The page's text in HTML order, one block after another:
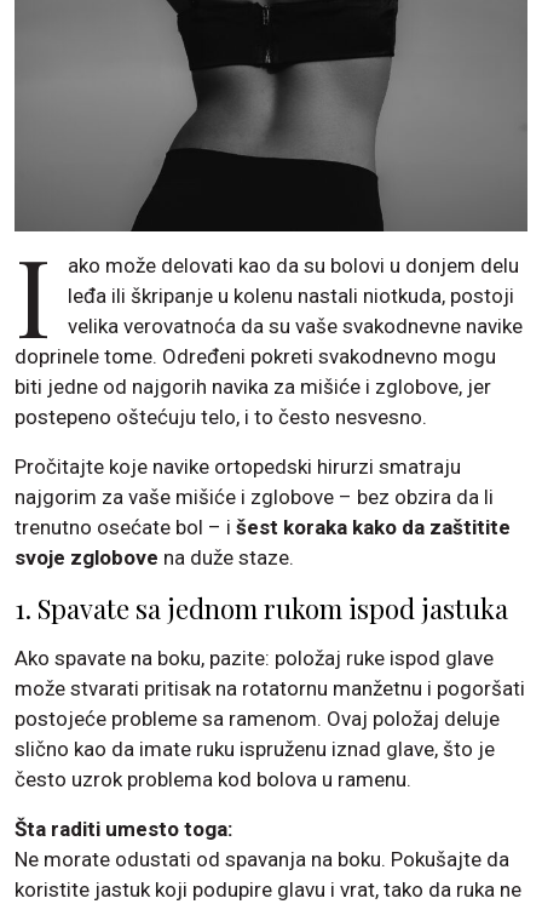
I
ako može delovati kao da su bolovi u donjem delu
leđa ili škripanje u kolenu nastali niotkuda, postoji
velika verovatnoća da su vaše svakodnevne navike
doprinele tome. Određeni pokreti svakodnevno mogu
biti jedne od najgorih navika za mišiće i zglobove, jer
postepeno oštećuju telo, i to često nesvesno.
Pročitajte koje navike ortopedski hirurzi smatraju
najgorim za vaše mišiće i zglobove – bez obzira da li
trenutno osećate bol – i šest koraka kako da zaštitite
svoje zglobove na duže staze.
1. Spavate sa jednom rukom ispod jastuka
Ako spavate na boku, pazite: položaj ruke ispod glave
može stvarati pritisak na rotatornu manžetnu i pogoršati
postojeće probleme sa ramenom. Ovaj položaj deluje
slično kao da imate ruku ispruženu iznad glave, što je
često uzrok problema kod bolova u ramenu.
Šta raditi umesto toga:
Ne morate odustati od spavanja na boku. Pokušajte da
koristite jastuk koji podupire glavu i vrat, tako da ruka ne